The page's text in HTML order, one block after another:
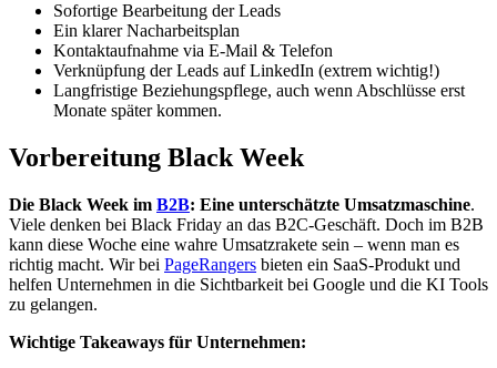
Sofortige Bearbeitung der Leads
Ein klarer Nacharbeitsplan
Kontaktaufnahme via E-Mail & Telefon
Verknüpfung der Leads auf LinkedIn (extrem wichtig!)
Langfristige Beziehungspflege, auch wenn Abschlüsse erst
Monate später kommen.
Vorbereitung Black Week
Die Black Week im B2B: Eine unterschätzte Umsatzmaschine.
Viele denken bei Black Friday an das B2C-Geschäft. Doch im B2B
kann diese Woche eine wahre Umsatzrakete sein – wenn man es
richtig macht. Wir bei PageRangers bieten ein SaaS-Produkt und
helfen Unternehmen in die Sichtbarkeit bei Google und die KI Tools
zu gelangen.
Wichtige Takeaways für Unternehmen: